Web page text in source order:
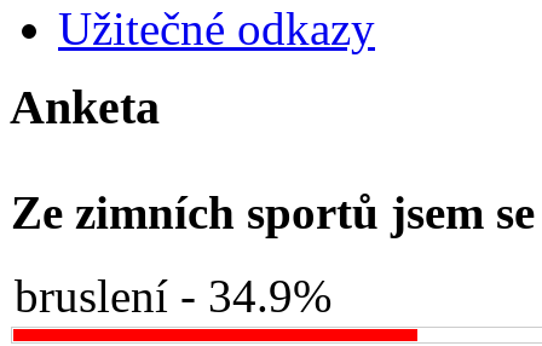
Užitečné odkazy
Anketa
Ze zimních sportů jsem
bruslení - 34.9%